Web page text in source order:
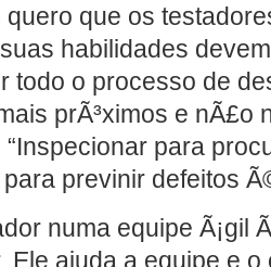
que os
habilidades
todo o processo de
prÃ³ximos e nÃ£o
“Inspecionar para
previnir defeitos
numa equipe Ã¡gil
Ele ajuda a equipe e